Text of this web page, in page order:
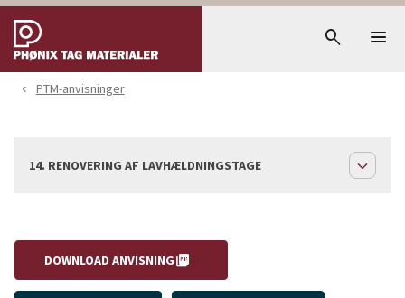
search menu
navigate_before PTM-anvisninger
14. RENOVERING AF LAVHÆLDNINGSTAGE expand_less
DOWNLOAD ANVISNINGpicture_as_pdf